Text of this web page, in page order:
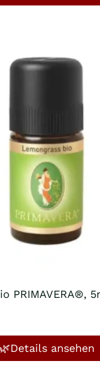
PRIMAVERA®,
🌿Details ansehen